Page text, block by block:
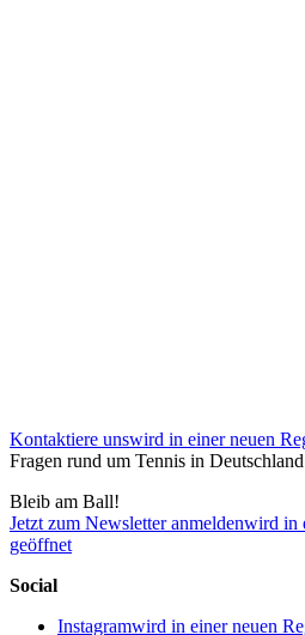
Kontaktiere unswird in einer neuen
Fragen rund um Tennis in
Bleib am Ball!
Jetzt zum Newsletter anmeldenwird in
geöffnet
Social
Instagramwird in einer neuen